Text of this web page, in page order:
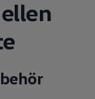
Shop
und Radio